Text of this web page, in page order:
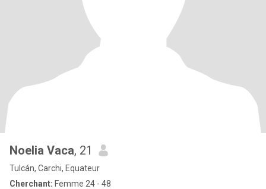
Noelia Vaca, 21
Tulcán, Carchi, Equateur
Cherchant: Femme 24 - 48